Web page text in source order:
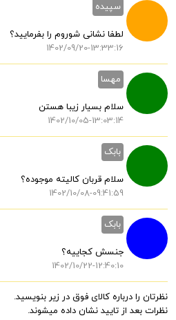
سپیده
لطفا نشانی شوروم را بفرمایید؟
1402/09/20-13:33:16
مهسا
سلام بسیار زیبا هستن
1402/10/05-13:03:14
بابک
سلام قربان کالیته موجوده؟
1402/10/08-09:41:59
بابک
جنسش کجاییه؟
1402/10/22-12:40:10
نظرتان را درباره کالای فوق در زیر بنویسید.
نظرات بعد از تایید نشان داده میشوند.